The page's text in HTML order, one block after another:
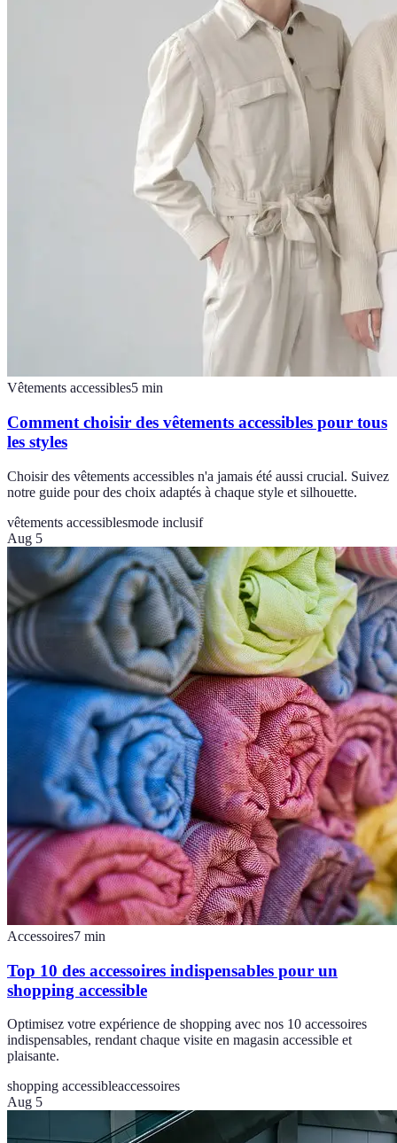
Vêtements accessibles5 min
Comment choisir des vêtements accessibles pour tous
les styles
Choisir des vêtements accessibles n'a jamais été aussi crucial. Suivez
notre guide pour des choix adaptés à chaque style et silhouette.
vêtements accessiblesmode inclusif
Aug 5
Accessoires7 min
Top 10 des accessoires indispensables pour un
shopping accessible
Optimisez votre expérience de shopping avec nos 10 accessoires
indispensables, rendant chaque visite en magasin accessible et
plaisante.
shopping accessibleaccessoires
Aug 5